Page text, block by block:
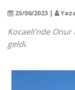
25/06/2023 |
Kocaeli’nde
geldi.